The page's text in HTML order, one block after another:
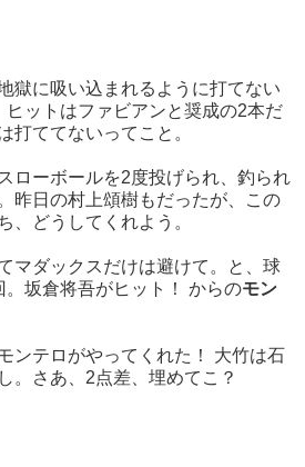
獄に吸い込まれるように打てない
ットはファビアンと奨成の2本だ
打ててないってこと。
ローボールを2度投げられ、釣られ
昨日の村上頌樹もだったが、この
、どうしてくれよう。
マダックスだけは避けて。と、球
坂倉将吾がヒット！ からのモン
ンテロがやってくれた！ 大竹は石
。
さあ、2点差、埋めてこ？